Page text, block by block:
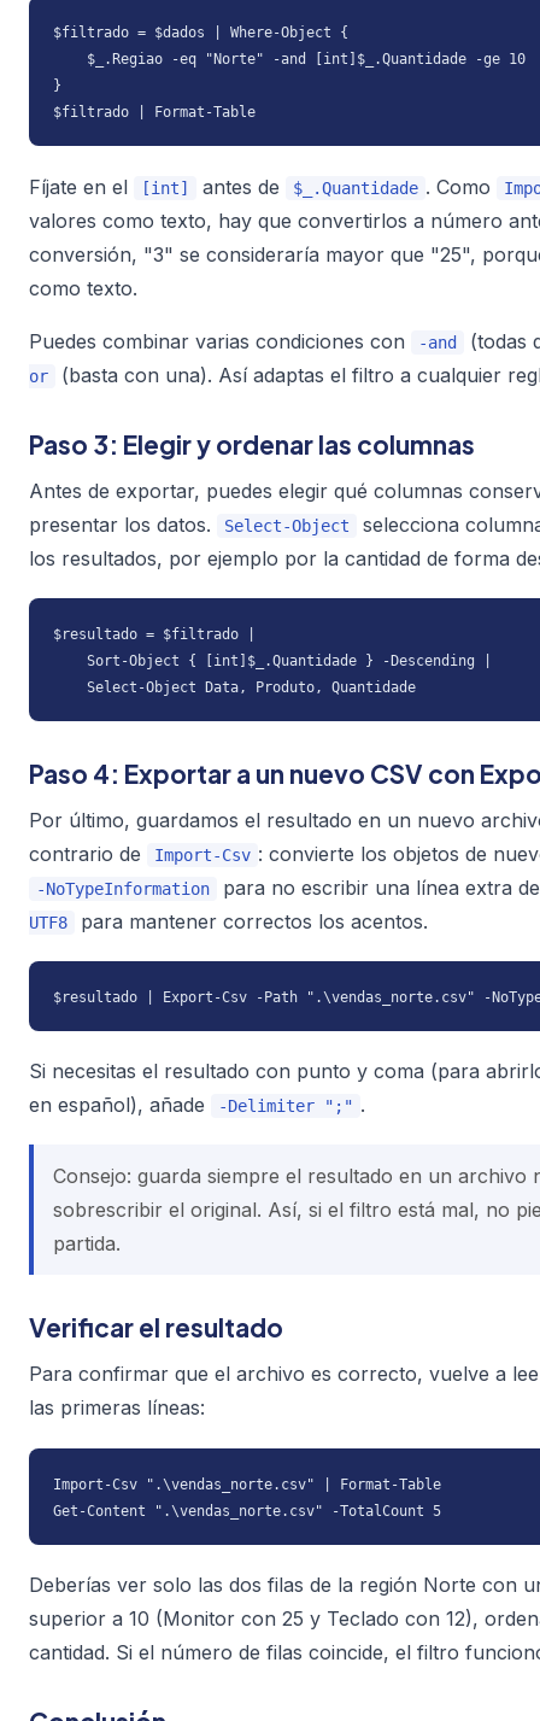
$filtrado = $dados | Where-Object {
    $_.Regiao -eq "Norte" -and [int]$_.Quantidade -ge 10
}
$filtrado | Format-Table
Fíjate en el [int] antes de $_.Quantidade . Como
valores como texto, hay que convertirlos a número
conversión, "3" se consideraría mayor que "25",
como texto.
Puedes combinar varias condiciones con -and (todas
or (basta con una). Así adaptas el filtro a cualquier
Paso 3: Elegir y ordenar las columnas
Antes de exportar, puedes elegir qué columnas
presentar los datos.
Select-Object
selecciona
los resultados, por ejemplo por la cantidad de forma
$resultado = $filtrado |
    Sort-Object { [int]$_.Quantidade } -Descending |
    Select-Object Data, Produto, Quantidade
Paso 4: Exportar a un nuevo CSV con
Por último, guardamos el resultado en un nuevo
contrario de
Import-Csv : convierte los objetos de
-NoTypeInformation para no escribir una línea extra
UTF8 para mantener correctos los acentos.
$resultado | Export-Csv -Path ".\vendas_norte.csv" -
Si necesitas el resultado con punto y coma (para
en español), añade
-Delimiter ";" .
Consejo: guarda siempre el resultado en un archivo
sobrescribir el original. Así, si el filtro está mal, no
partida.
Verificar el resultado
Para confirmar que el archivo es correcto, vuelve a
las primeras líneas:
Import-Csv ".\vendas_norte.csv" | Format-Table
Get-Content ".\vendas_norte.csv" -TotalCount 5
Deberías ver solo las dos filas de la región Norte con
superior a 10 (Monitor con 25 y Teclado con 12),
cantidad. Si el número de filas coincide, el filtro